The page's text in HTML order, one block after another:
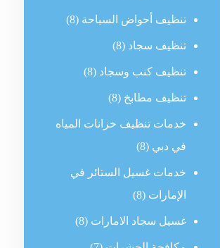
تنظيف أحواض السباحة (8)
تنظيف سجاد (8)
تنظيف كنب وسجاد (8)
تنظيف مطابخ (8)
خدمات تنظيف خزانات المياه
في دبي (8)
خدمات غسيل الستائر في
الإمارات (8)
غسيل سجاد الامارات (8)